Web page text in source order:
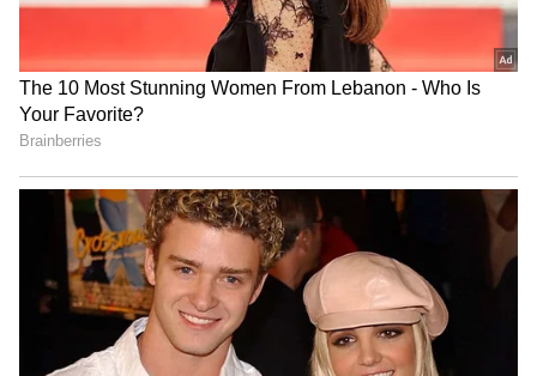
போக்சோவில் கைது செய்து நேற்று
சிறையில் அடைத்தனர். இந்த சம்பவம்
அப்பகுதியில் பரபரப்பை ஏற்படுத்தி
உள்ளது.
மேலும் செய்திகளுக்கு..
ஐ.டி ரெய்டில்
மாட்டிய 500 கோடி.. சிக்கிய எடப்பாடியின்
உறவினர் & வேலுமணியின் நண்பர்.!